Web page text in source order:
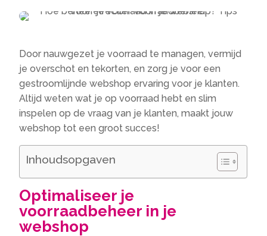
Door nauwgezet je voorraad te managen, vermijd
je overschot en tekorten, en zorg je voor een
gestroomlijnde webshop ervaring voor je klanten.
Altijd weten wat je op voorraad hebt en slim
inspelen op de vraag van je klanten, maakt jouw
webshop tot een groot succes!
Inhoudsopgaven
Optimaliseer je
voorraadbeheer in je
webshop